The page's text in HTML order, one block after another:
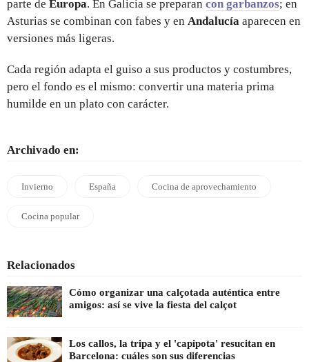
parte de Europa. En Galicia se preparan con garbanzos; en
Asturias se combinan con fabes y en Andalucía aparecen en
versiones más ligeras.
Cada región adapta el guiso a sus productos y costumbres,
pero el fondo es el mismo: convertir una materia prima
humilde en un plato con carácter.
Archivado en:
Invierno España Cocina de aprovechamiento
Cocina popular
Relacionados
Cómo organizar una calçotada auténtica entre
amigos: así se vive la fiesta del calçot
Los callos, la tripa y el 'capipota' resucitan en
Barcelona: cuáles son sus diferencias